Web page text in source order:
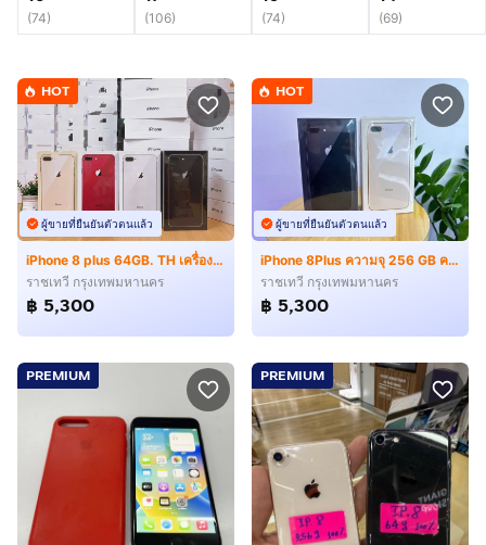
(74) (106) (74) (69)
HOT
ผู้ขายที่ยืนยันตัวตนแล้ว
iPhone 8 plus 64GB. TH เครื่องใหม่ สด ผ่อน
ราชเทวี กรุงเทพมหานคร
฿ 5,300
HOT
ผู้ขายที่ยืนยันตัวตนแล้ว
iPhone 8Plus ความจุ 256 GB ครบทุกสี เครื่องใหม่
ราชเทวี กรุงเทพมหานคร
฿ 5,300
PREMIUM PREMIUM